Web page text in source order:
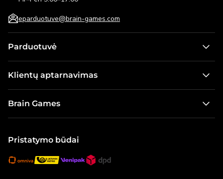
eparduotuve@brain-games.com
Parduotuvė
Žaidimai vaikams
Modeliai ir konstruktoriai
Visos prekės
Klientų aptarnavimas
Pristatymo informacija
Dovanų kortelė
Brain Games
Naujienos
Pristatymo būdai